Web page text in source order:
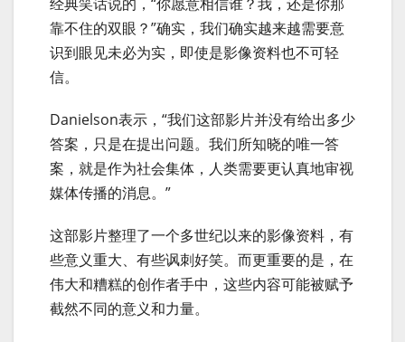
靠不住的双眼？”确实，我们确实越来越需要意
识到眼见未必为实，即使是影像资料也不可轻
信。
Danielson表示，“我们这部影片并没有给出多少
答案，只是在提出问题。我们所知晓的唯一答
案，就是作为社会集体，人类需要更认真地审视
媒体传播的消息。”
这部影片整理了一个多世纪以来的影像资料，有
些意义重大、有些讽刺好笑。而更重要的是，在
伟大和糟糕的创作者手中，这些内容可能被赋予
截然不同的意义和力量。